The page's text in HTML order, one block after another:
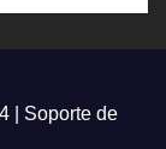
| Soporte de